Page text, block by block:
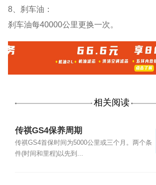
8、刹车油：
刹车油每40000公里更换一次。
相关阅读
传祺GS4保养周期
传祺GS4首保时间为5000公里或三个月。两个条
件(时间和里程)以先到...